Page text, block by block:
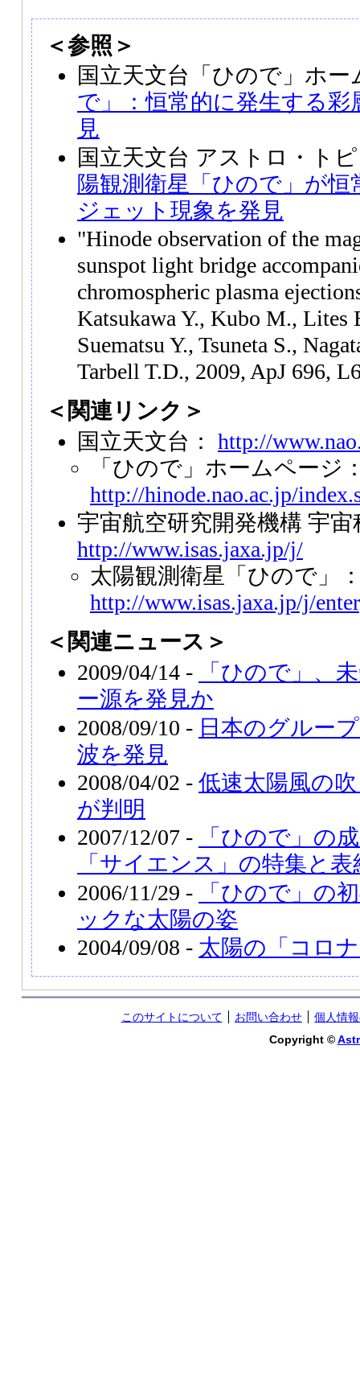
＜参照＞
国立天文台「ひので」ホ
で」：恒常的に発生する
見
国立天文台 アストロ・ト
陽観測衛星「ひので」が
ジェット現象を発見
"Hinode observation of the
sunspot light bridge
chromospheric plasma
Katsukawa Y., Kubo M., Lites
Suematsu Y., Tsuneta S.,
Tarbell T.D., 2009, ApJ 696,
＜関連リンク＞
国立天文台： http://
「ひので」ホームページ
http://hinode.nao.ac.jp/
宇宙航空研究開発機構 宇
http://www.isas.jaxa.jp/j/
太陽観測衛星「ひので」
http://www.isas.jaxa.jp/j/
＜関連ニュース＞
2009/04/14 -
「ひので」、
ー源を発見か
2008/09/10 - 日本のグルー
波を発見
2008/04/02 - 低速太陽風の
が判明
2007/12/07 -
「ひので」の
「サイエンス」の特集と
2006/11/29 -
「ひので」の
ックな太陽の姿
2004/09/08 - 太陽の「コロ
このサイトについて お問い合わせ
個人情
Copyright ©